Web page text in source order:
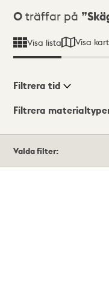
Sökresultat
0 träffar på
Visa lista Visa
Visningsläge
Filtrera tid
Filtrera
träffar
Valda filter: